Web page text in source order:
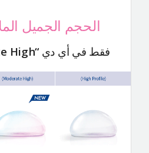
الحجم الجميل
فقط في أي دي “New Moderate High”